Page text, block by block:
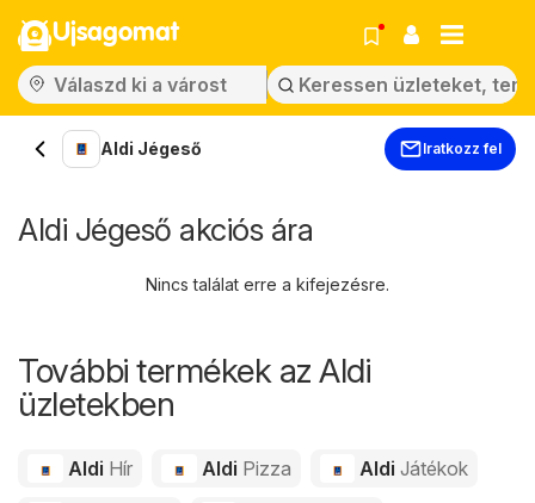
Ujsagomat
Aldi Jégeső Iratkozz fel
Aldi Jégeső akciós ára
Nincs találat erre a kifejezésre.
További termékek az Aldi
üzletekben
Aldi Hír Aldi Pizza AldiJátékok